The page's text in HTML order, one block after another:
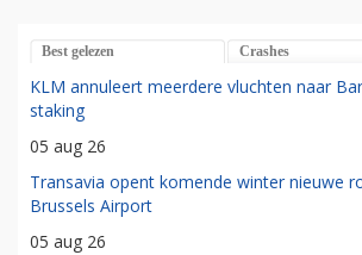
Best gelezen Crashes
KLM annuleert meerdere vluchten naar
staking
05 aug 26
Transavia opent komende winter nieuwe
Brussels Airport
05 aug 26